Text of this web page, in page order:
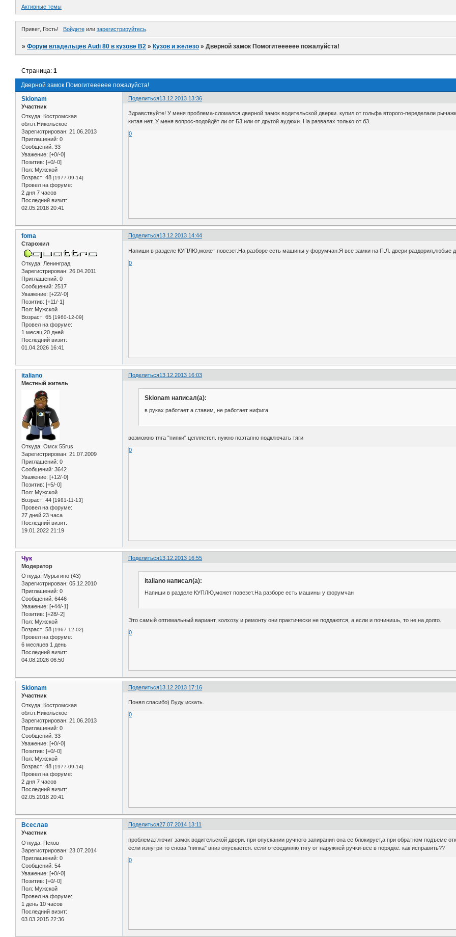
Активные темы
Привет, Гость! Войдитеили зарегистрируйтесь.
»Форум владельцев Audi 80 в кузове В2 »Кузов и железо »Дверной замок Помогитееееее пожалуйста!
Дверной замок Помогитееееее пожалуйста!
Страница:1
Поделиться13.12.2013 13:36
Skionam
Участник
Откуда: Костромская
обл.п.Никольское
Зарегистрирован: 21.06.2013
Приглашений: 0
Сообщений: 33
Уважение: [+0/-0]
Позитив: [+0/-0]
Пол: Мужской
Возраст: 48 [1977-09-14]
Провел на форуме:
2 дня 7 часов
Последний визит:
02.05.2018 20:41
Здравствуйте! У меня проблема-сломался дверной замок водительской дверки. купил от гольфа второго-переделали
китая нет. У меня вопрос-подойдёт ли от Б3 или от другой аудюхи. На развалах только от б3.
0
Поделиться13.12.2013 14:44
foma
Старожил
Откуда: Ленинград
Зарегистрирован: 26.04.2011
Приглашений: 0
Сообщений: 2517
Уважение: [+22/-0]
Позитив: [+11/-1]
Пол: Мужской
Возраст: 65 [1960-12-09]
Провел на форуме:
1 месяц 20 дней
Последний визит:
01.04.2026 16:41
Напиши в разделе КУПЛЮ,может повезет.На разборе есть машины у форумчан.Я все замки на П.Л. двери раздорил,любые
0
Поделиться13.12.2013 16:03
italiano
Местный житель
Откуда: Омск 55rus
Зарегистрирован: 21.07.2009
Приглашений: 0
Сообщений: 3642
Уважение: [+12/-0]
Позитив: [+5/-0]
Пол: Мужской
Возраст: 44 [1981-11-13]
Провел на форуме:
27 дней 23 часа
Последний визит:
19.01.2022 21:19
Skionam написал(а):
в руках работает а ставим, не работает нифига
возможно тяга "пипки" цепляется. нужно поэтапно подключать тяги
0
Поделиться13.12.2013 16:55
Чук
Модератор
Откуда: Мурыгино (43)
Зарегистрирован: 05.12.2010
Приглашений: 0
Сообщений: 6446
Уважение: [+44/-1]
Позитив: [+28/-2]
Пол: Мужской
Возраст: 58 [1967-12-02]
Провел на форуме:
6 месяцев 1 день
Последний визит:
04.08.2026 06:50
italiano написал(а):
Напиши в разделе КУПЛЮ,может повезет.На разборе есть машины у форумчан
Это самый оптимальный вариант, колхозу и ремонту они практически не поддаются, а если и починишь, то не на долго.
0
Поделиться13.12.2013 17:16
Skionam
Участник
Откуда: Костромская
обл.п.Никольское
Зарегистрирован: 21.06.2013
Приглашений: 0
Сообщений: 33
Уважение: [+0/-0]
Позитив: [+0/-0]
Пол: Мужской
Возраст: 48 [1977-09-14]
Провел на форуме:
2 дня 7 часов
Последний визит:
02.05.2018 20:41
Понял спасибо) Буду искать.
0
Поделиться27.07.2014 13:11
Всеслав
Участник
Откуда: Псков
Зарегистрирован: 23.07.2014
Приглашений: 0
Сообщений: 54
Уважение: [+0/-0]
Позитив: [+0/-0]
Пол: Мужской
Провел на форуме:
1 день 10 часов
Последний визит:
03.03.2015 22:36
проблема:глючит замок водительской двери. при опускании ручного запирания она ее блокирует,а при обратном подъеме
если изнутри то снова "пипка" вниз опускается. если отсоединяю тягу от наружней ручки-все в порядке. как исправить??
0